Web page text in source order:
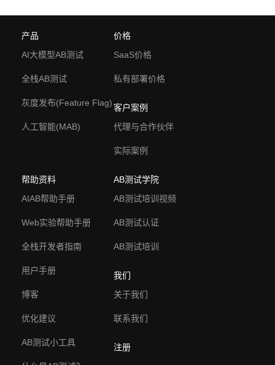
产品
AI大模型AB测试
全栈AB测试
灰度发布(Feature Flag)
人工智能(MAB)
价格
SaaS价格
私有部署价格
客户案例
代理与合作伙伴
实际案例
帮助资料
AIAB帮助手册
Web实验帮助手册
全栈开发者指南
用户手册
博客
优化建议
AB测试小工具
AB测试学院
AB测试培训视频
AB测试认证
AB测试培训
我们
关于我们
联系我们
注册